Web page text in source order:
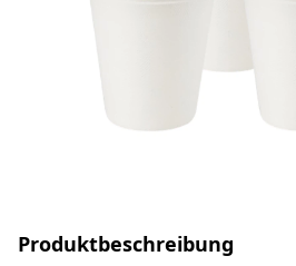
Produktbeschreibung